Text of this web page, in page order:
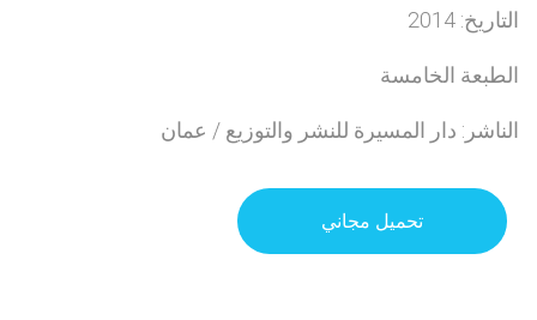
التاريخ: 2014
الطبعة الخامسة
الناشر: دار المسيرة للنشر والتوزيع / عمان
تحميل مجاني